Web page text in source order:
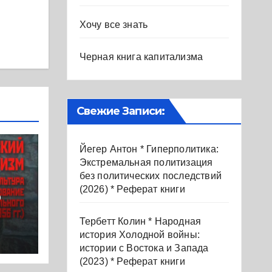
Хочу все знать
Черная книга капитализма
Свежие Записи:
Йегер Антон * Гиперполитика:
Экстремальная политизация
без политических последствий
(2026) * Реферат книги
Тербетт Колин * Народная
история Холодной войны:
истории с Востока и Запада
(2023) * Реферат книги